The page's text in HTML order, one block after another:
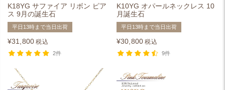
K18YG サファイア リボン ピア
ス 9月の誕生石
平日13時まで当日出荷
¥31,800 税込
2件
K10YG オパールネックレス 10
月誕生石
平日13時まで当日出荷
¥30,800 税込
9件